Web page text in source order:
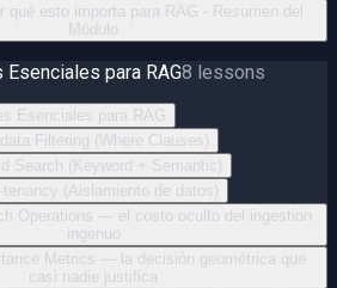
qué esto importa para RAG - Resumen del
Módulo
para RAG8 lessons
Esenciales para RAG
Filtering (Where Clauses)
Search (Keyword + Semantic)
(Aislamiento de datos)
Operations — el costo oculto del ingestion
ingenuo
Metrics — la decisión geométrica que
casi nadie justifica